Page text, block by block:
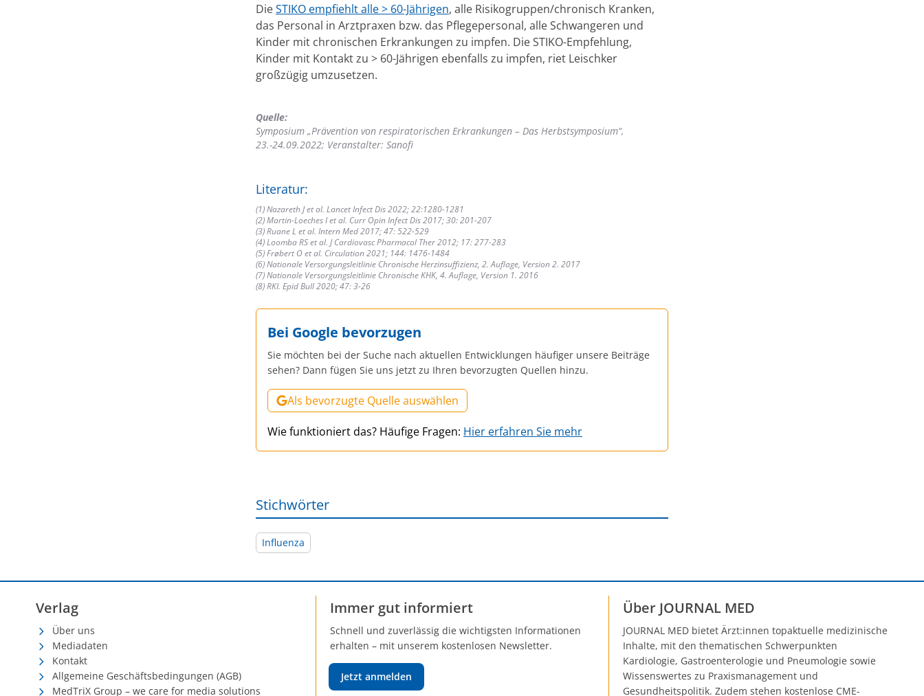
DieSTIKO empfiehlt alle > 60-Jährigen, alle Risikogruppen/chronisch Kranken,
das Personal in Arztpraxen bzw. das Pflegepersonal, alle Schwangeren und
Kinder mit chronischen Erkrankungen zu impfen. Die STIKO-Empfehlung,
Kinder mit Kontakt zu > 60-Jährigen ebenfalls zu impfen, riet Leischker
großzügig umzusetzen.
Quelle:
Symposium „Prävention von respiratorischen Erkrankungen – Das Herbstsymposium“,
23.-24.09.2022; Veranstalter: Sanofi
Literatur:
(1) Nazareth J et al. Lancet Infect Dis 2022; 22:1280-1281
(2) Martin-Loeches I et al. Curr Opin Infect Dis 2017; 30: 201-207
(3) Ruane L et al. Intern Med 2017; 47: 522-529
(4) Loomba RS et al. J Cardiovasc Pharmacol Ther 2012; 17: 277-283
(5) Frøbert O et al. Circulation 2021; 144: 1476-1484
(6) Nationale Versorgungsleitlinie Chronische Herzinsuffizienz, 2. Auflage, Version 2. 2017
(7) Nationale Versorgungsleitlinie Chronische KHK, 4. Auflage, Version 1. 2016
(8) RKI. Epid Bull 2020; 47: 3-26
Bei Google bevorzugen
Sie möchten bei der Suche nach aktuellen Entwicklungen häufiger unsere Beiträge
sehen? Dann fügen Sie uns jetzt zu Ihren bevorzugten Quellen hinzu.
Als bevorzugte Quelle auswählen
Wie funktioniert das? Häufige Fragen: Hier erfahren Sie mehr
Stichwörter
Influenza
Verlag
Über uns
Mediadaten
Kontakt
Allgemeine Geschäftsbedingungen (AGB)
MedTriX Group – we care for media solutions
Immer gut informiert
Schnell und zuverlässig die wichtigsten Informationen
erhalten – mit unserem kostenlosen Newsletter.
Jetzt anmelden
Über JOURNAL MED
JOURNAL MED bietet Ärzt:innen topaktuelle medizinische
Inhalte, mit den thematischen Schwerpunkten
Kardiologie, Gastroenterologie und Pneumologie sowie
Wissenswertes zu Praxismanagement und
Gesundheitspolitik. Zudem stehen kostenlose CME-